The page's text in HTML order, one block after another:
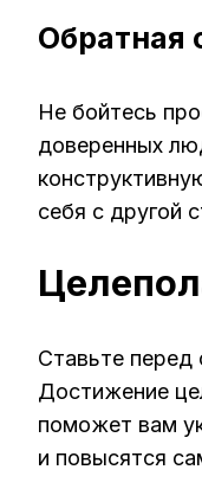
Обратная
Не бойтесь
доверенных
себя с другой
Ставьте
Достижение
поможет вам
и повысятся